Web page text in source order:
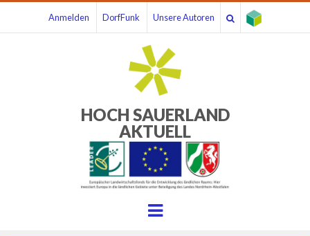
Anmelden DorfFunk Unsere Autoren
HOCH SAUERLAND
AKTUELL
Menu